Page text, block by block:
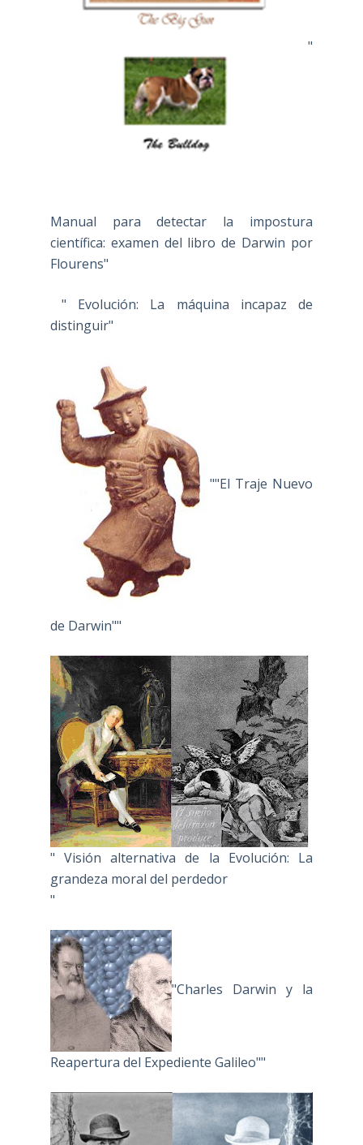
"
Manual para detectar la impostura
científica: examen del libro de Darwin por
Flourens"
" Evolución: La máquina incapaz de
distinguir"
""El Traje Nuevo
de Darwin""
" Visión alternativa de la Evolución: La
grandeza moral del perdedor
"
"Charles Darwin y la
Reapertura del Expediente Galileo""